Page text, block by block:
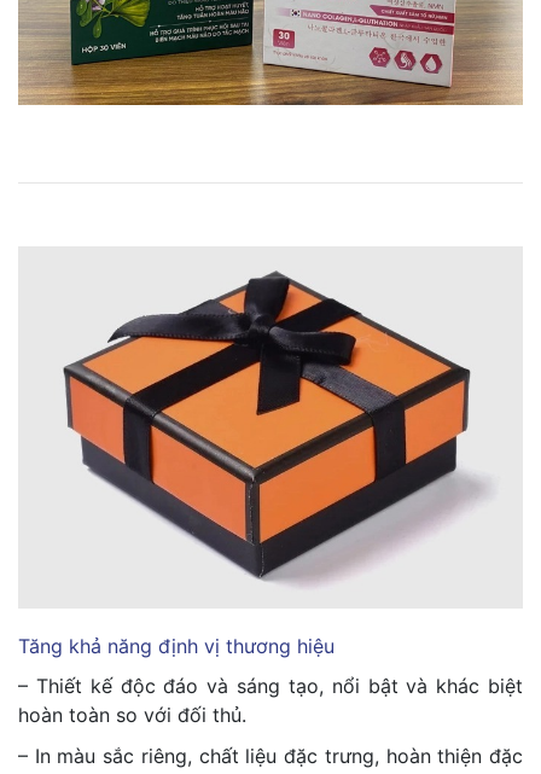
Tăng khả năng định vị thương hiệu
– Thiết kế độc đáo và sáng tạo, nổi bật và khác biệt
hoàn toàn so với đối thủ.
– In màu sắc riêng, chất liệu đặc trưng, hoàn thiện đặc